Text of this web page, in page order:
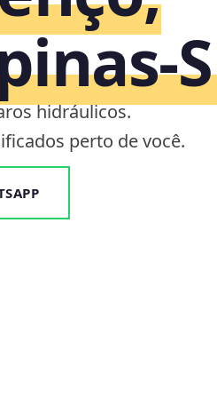
hidráulicos.
perto de você.